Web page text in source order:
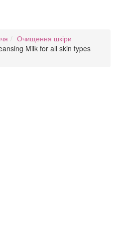
Очищення шкіри
Milk for all skin types